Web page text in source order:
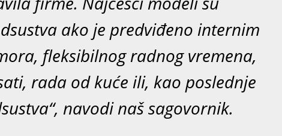
ako je predviđeno internim
fleksibilnog radnog vremena,
rada od kuće ili, kao poslednje
navodi naš sagovornik.